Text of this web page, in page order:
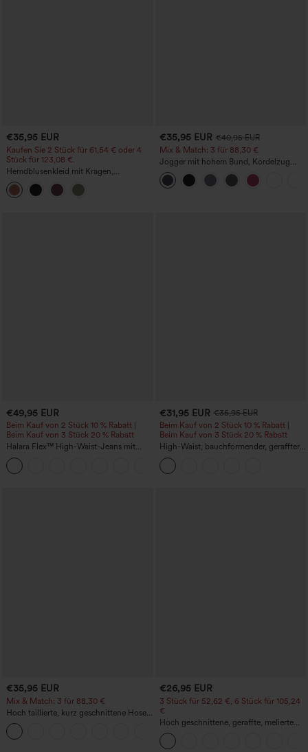
€35,95 EUR
Kaufen Sie 2 Stück für 61,54 € oder 4
Stück für 123,08 €.
Hemdblusenkleid mit Kragen,
Kappenärmeln, Taillengürtel,
geschwungenem Schlitzsaum, Midi-
Länge und Taschen
€35,95 EUR €40,95 EUR
Mix & Match: 3 für 88,30 €
Jogger mit hohem Bund, Kordelzug
und Raffung, schmal zulaufend,
schnelltrocknend mit kühlendem Griff,
mit Taschen - UPF40+
€49,95 EUR
Beim Kauf von 2 Stück 10 % Rabatt |
Beim Kauf von 3 Stück 20 % Rabatt
Halara Flex™ High-Waist-Jeans mit
Bauchkontrolle, weitem Bein und
Taschen
€31,95 EUR €35,95 EUR
Beim Kauf von 2 Stück 10 % Rabatt |
Beim Kauf von 3 Stück 20 % Rabatt
High-Waist, bauchformender, geraffter
Midirock mit geschwungenem Saum, 2-
in-1 Fleece/PU, lässig
€35,95 EUR
Mix & Match: 3 für 88,30 €
Hoch taillierte, kurz geschnittene Hose
mit Reißverschlusstasche in Leinenoptik
€26,95 EUR
3 Stück für 52,62 €, 6 Stück für 105,24
€
Hoch geschnittene, geraffte, melierte
Yoga-Pedal-Pusher-Joggers mit
Taschen